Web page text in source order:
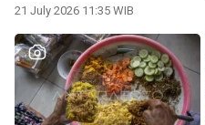
21 July 2026 11:35 WIB